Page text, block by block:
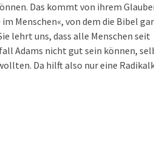
Das kommt von ihrem
im Menschen«, von dem die Bibel gar
lehrt uns, dass alle Menschen seit
Adams nicht gut sein können,
Da hilft also nur eine